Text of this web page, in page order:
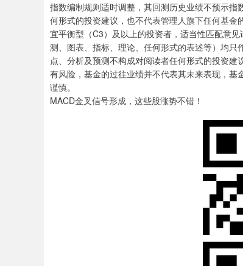
指数编制规则适时调整，其回测历史业绩不预示
何形式的投资建议，也不代表管理人旗下任何基
宜平衡型（C3）及以上的投资者，适当性匹配意
测、图表、指标、理论、任何形式的表述等）均
点、分析及预测不构成对阅读者任何形式的投资
有风险，基金的过往业绩并不代表其未来表现，
谨慎。
MACD金叉信号形成，这些股涨势不错！